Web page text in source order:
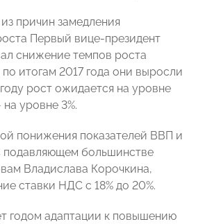
причин замедления
Первый вице-президент
снижение темпов роста
итогам 2017 года они выросли
рост ожидается на уровне
на уровне 3%.
понижения показателей ВВП и
подавляющем большинстве
Владислава Корочкина,
ставки НДС с 18% до 20%.
годом адаптации к повышению